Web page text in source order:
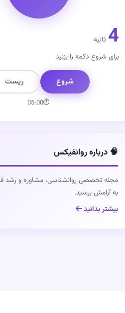
4 ثانیه
برای شروع دکمه را بزنید
شروع ریست
⏱
05:00
🧠 درباره روانفیکس
مجله تخصصی روانشناسی، مشاوره و رشد
به آرامش برسید.
بیشتر بدانید